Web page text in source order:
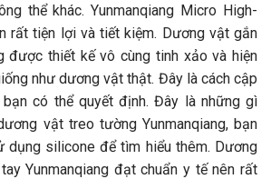
thể khác. Yunmanqiang Micro High-
rất tiện lợi và tiết kiệm. Dương vật gắn
được thiết kế vô cùng tinh xảo và hiện
như dương vật thật. Đây là cách cập
có thể quyết định. Đây là những gì
vật treo tường Yunmanqiang, bạn
dụng silicone để tìm hiểu thêm. Dương
Yunmanqiang đạt chuẩn y tế nên rất